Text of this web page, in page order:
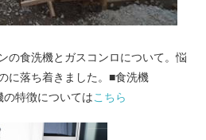
の食洗機とガスコンロについて。悩
に落ち着きました。■食洗機
特徴についてはこちら